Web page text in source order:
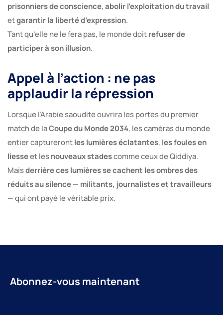
prisonniers de conscience,abolir l’exploitation du travail
etgarantir la liberté d’expression.
Tant qu’elle ne le fera pas, le monde doitrefuser de
participer à son illusion.
Appel à l’action : ne pas
applaudir la répression
Lorsque l’Arabie saoudite ouvrira les portes du premier
match de laCoupe du Monde 2034, les caméras du monde
entier capturerontles lumières éclatantes, les foules en
liesseet lesnouveaux stadescomme ceux de Qiddiya.
Maisderrière ces lumières se cachent les ombres des
réduits au silence— militants, journalistes et travailleurs
— qui ont payé le véritable prix.
Abonnez-vous maintenant